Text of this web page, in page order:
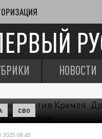
НОВОСТИ
СВО
08:45